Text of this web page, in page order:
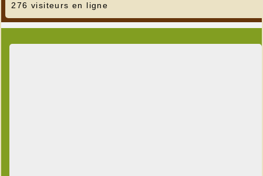
276 visiteurs en ligne